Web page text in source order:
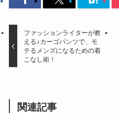
ファッションライターが教
える♪カーゴパンツで、モ
テるメンズになるための着
こなし術！
関連記事